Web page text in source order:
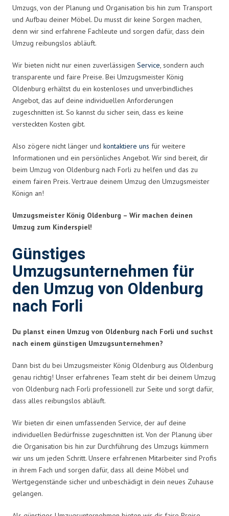
Umzugs, von der Planung und Organisation bis hin zum Transport
und Aufbau deiner Möbel. Du musst dir keine Sorgen machen,
denn wir sind erfahrene Fachleute und sorgen dafür, dass dein
Umzug reibungslos abläuft.
Wir bieten nicht nur einen zuverlässigen Service, sondern auch
transparente und faire Preise. Bei Umzugsmeister König
Oldenburg erhältst du ein kostenloses und unverbindliches
Angebot, das auf deine individuellen Anforderungen
zugeschnitten ist. So kannst du sicher sein, dass es keine
versteckten Kosten gibt.
Also zögere nicht länger und kontaktiere uns für weitere
Informationen und ein persönliches Angebot. Wir sind bereit, dir
beim Umzug von Oldenburg nach Forli zu helfen und das zu
einem fairen Preis. Vertraue deinem Umzug den Umzugsmeister
Könign an!
Umzugsmeister König Oldenburg – Wir machen deinen
Umzug zum Kinderspiel!
Günstiges
Umzugsunternehmen für
den Umzug von Oldenburg
nach Forli
Du planst einen Umzug von Oldenburg nach Forli und suchst
nach einem günstigen Umzugsunternehmen?
Dann bist du bei Umzugsmeister König Oldenburg aus Oldenburg
genau richtig! Unser erfahrenes Team steht dir bei deinem Umzug
von Oldenburg nach Forli professionell zur Seite und sorgt dafür,
dass alles reibungslos abläuft.
Wir bieten dir einen umfassenden Service, der auf deine
individuellen Bedürfnisse zugeschnitten ist. Von der Planung über
die Organisation bis hin zur Durchführung des Umzugs kümmern
wir uns um jeden Schritt. Unsere erfahrenen Mitarbeiter sind Profis
in ihrem Fach und sorgen dafür, dass all deine Möbel und
Wertgegenstände sicher und unbeschädigt in dein neues Zuhause
gelangen.